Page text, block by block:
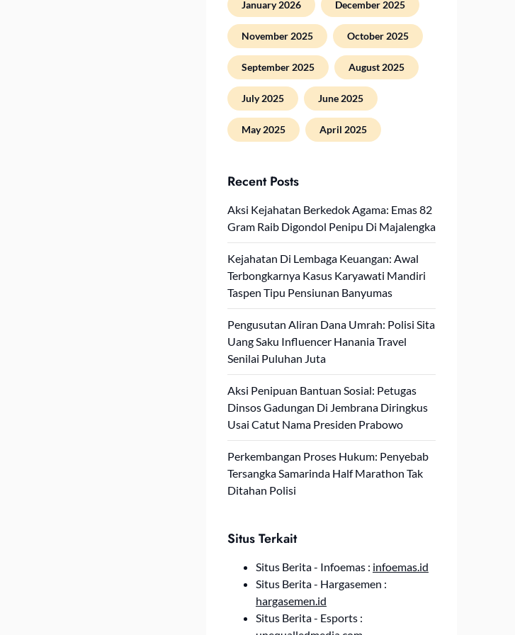
January 2026 December 2025
November 2025 October 2025
September 2025 August 2025
July 2025 June 2025
May 2025 April 2025
Recent Posts
Aksi Kejahatan Berkedok Agama: Emas 82
Gram Raib Digondol Penipu Di Majalengka
Kejahatan Di Lembaga Keuangan: Awal
Terbongkarnya Kasus Karyawati Mandiri
Taspen Tipu Pensiunan Banyumas
Pengusutan Aliran Dana Umrah: Polisi Sita
Uang Saku Influencer Hanania Travel
Senilai Puluhan Juta
Aksi Penipuan Bantuan Sosial: Petugas
Dinsos Gadungan Di Jembrana Diringkus
Usai Catut Nama Presiden Prabowo
Perkembangan Proses Hukum: Penyebab
Tersangka Samarinda Half Marathon Tak
Ditahan Polisi
Situs Terkait
Situs Berita - Infoemas : infoemas.id
Situs Berita - Hargasemen :
hargasemen.id
Situs Berita - Esports :